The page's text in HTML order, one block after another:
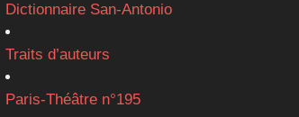
Dictionnaire San-Antonio
Traits d’auteurs
Paris-Théâtre n°195